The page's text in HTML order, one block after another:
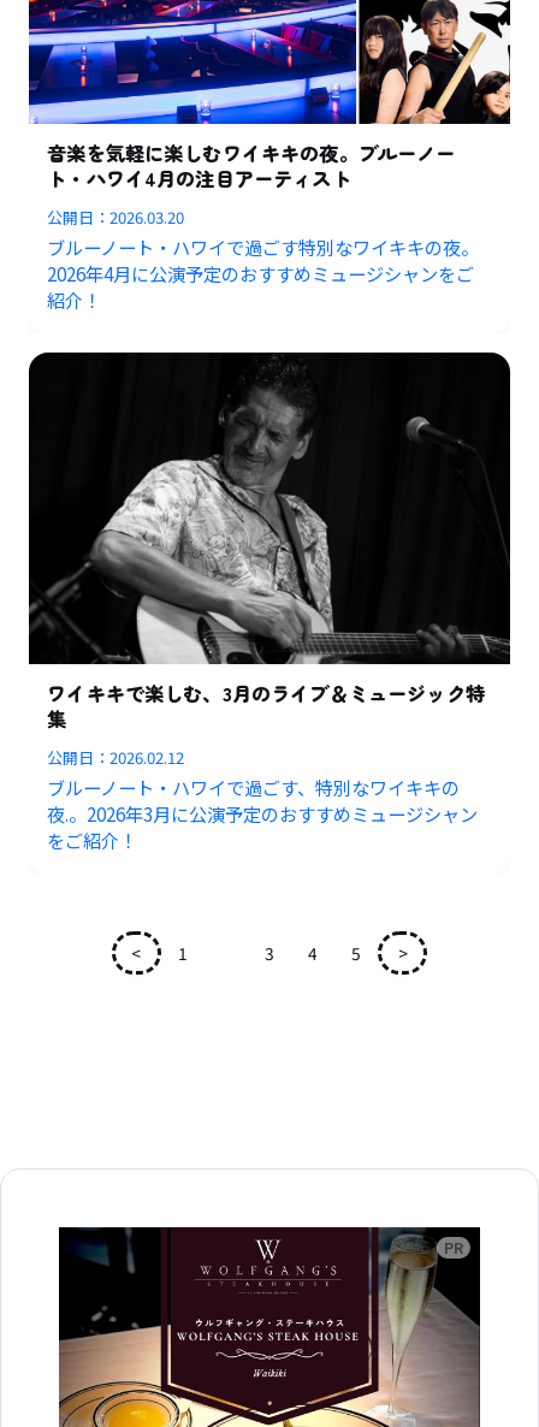
音楽を気軽に楽しむワイキキの夜。ブルーノー
ト・ハワイ4月の注目アーティスト
公開日：2026.03.20
ブルーノート・ハワイで過ごす特別なワイキキの夜。
2026年4月に公演予定のおすすめミュージシャンをご
紹介！
ワイキキで楽しむ、3月のライブ＆ミュージック特
集
公開日：2026.02.12
ブルーノート・ハワイで過ごす、特別なワイキキの
夜.。2026年3月に公演予定のおすすめミュージシャン
をご紹介！
< 1 3 4 5 >
広告